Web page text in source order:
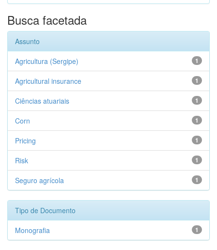
Busca facetada
Assunto
1
Agricultura (Sergipe)
1
Agricultural insurance
1
Ciências atuariais
1
Corn
1
Pricing
1
Risk
1
Seguro agrícola
Tipo de Documento
1
Monografia